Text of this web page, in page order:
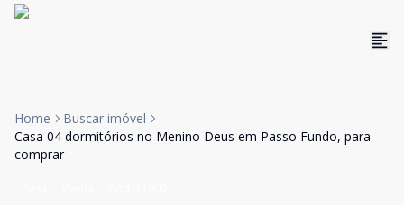
Home
Buscar imóvel
Casa 04 dormitórios no Menino Deus em Passo Fundo, para
comprar